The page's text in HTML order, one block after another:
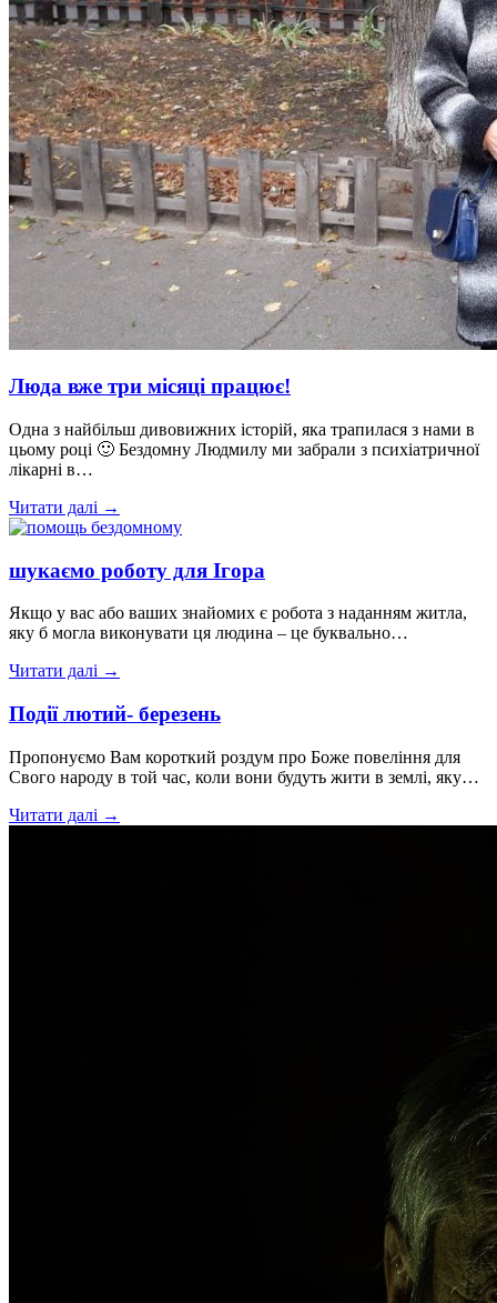
Люда вже три місяці працює!
Одна з найбільш дивовижних історій, яка трапилася з нами в
цьому році 🙂 Бездомну Людмилу ми забрали з психіатричної
лікарні в…
Читати далі →
шукаємо роботу для Ігора
Якщо у вас або ваших знайомих є робота з наданням житла,
яку б могла виконувати ця людина – це буквально…
Читати далі →
Події лютий- березень
Пропонуємо Вам короткий роздум про Боже повеління для
Свого народу в той час, коли вони будуть жити в землі, яку…
Читати далі →